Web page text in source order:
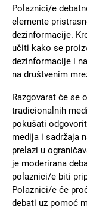
Polaznici/e
elemente
dezinformacije.
učiti kako se
dezinformacije i
na društvenim
Razgovarat će se
tradicionalnih
pokušati
medija i sadržaja
prelazi u
je moderirana
polaznici/e biti
Polaznici/e će
debati uz pomoć